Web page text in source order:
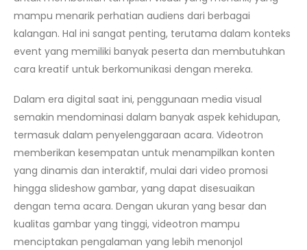
mampu menarik perhatian audiens dari berbagai
kalangan. Hal ini sangat penting, terutama dalam konteks
event yang memiliki banyak peserta dan membutuhkan
cara kreatif untuk berkomunikasi dengan mereka.
Dalam era digital saat ini, penggunaan media visual
semakin mendominasi dalam banyak aspek kehidupan,
termasuk dalam penyelenggaraan acara. Videotron
memberikan kesempatan untuk menampilkan konten
yang dinamis dan interaktif, mulai dari video promosi
hingga slideshow gambar, yang dapat disesuaikan
dengan tema acara. Dengan ukuran yang besar dan
kualitas gambar yang tinggi, videotron mampu
menciptakan pengalaman yang lebih menonjol